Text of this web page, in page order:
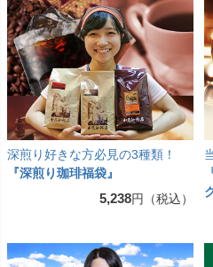
深煎り好きな方必見の3種類！
『深煎り珈琲福袋』
5,238円（税込）